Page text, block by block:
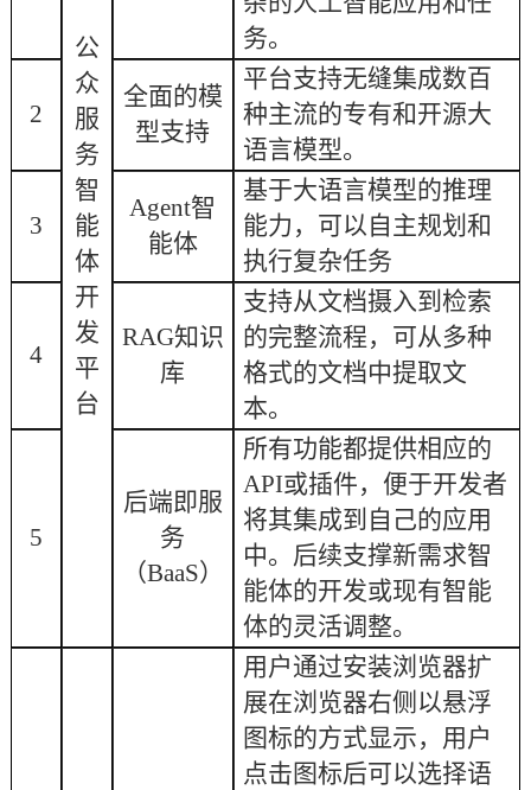
公
众
服
务
智
能
体
开
发
平
台
务。
2
全面的模
型支持
平台支持无缝集成数百
种主流的专有和开源大
语言模型。
3
Agent智
能体
基于大语言模型的推理
能力，可以自主规划和
执行复杂任务
4
RAG知识
库
支持从文档摄入到检索
的完整流程，可从多种
格式的文档中提取文
本。
5
后端即服
务
（BaaS）
所有功能都提供相应的
API或插件，便于开发者
将其集成到自己的应用
中。后续支撑新需求智
能体的开发或现有智能
体的灵活调整。
用户通过安装浏览器扩
展在浏览器右侧以悬浮
图标的方式显示，用户
点击图标后可以选择语